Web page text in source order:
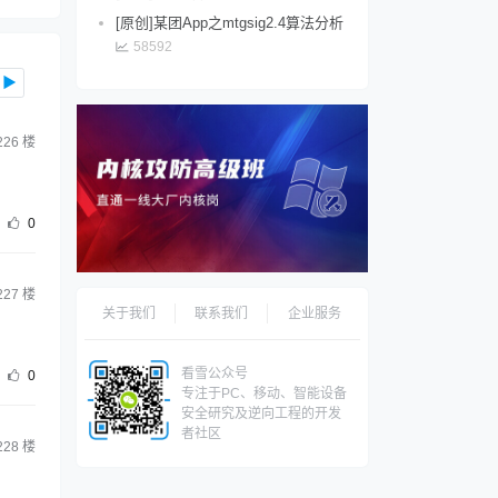
▶
楼
0
楼
0
楼
[原创]某团App之mtgsig2.4算法分析
58592
关于我们 联系我们 企业服务
看雪公众号
专注于PC、移动、智能设备
安全研究及逆向工程的开发
者社区